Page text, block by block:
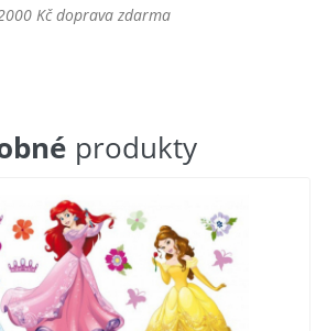
Kč doprava zdarma
produkty